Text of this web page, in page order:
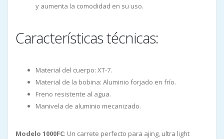
y aumenta la comodidad en su uso.
Características técnicas:
Material del cuerpo: XT-7.
Material de la bobina: Aluminio forjado en frío.
Freno resistente al agua.
Manivela de aluminio mecanizado.
Modelo 1000FC: Un carrete perfecto para ajing, ultra light